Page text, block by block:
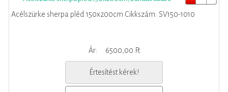
Acélszürke sherpa pléd 150x200cm Cikkszám: SV150-1010
Ár: 6500,00 Ft
Értesítést kérek!